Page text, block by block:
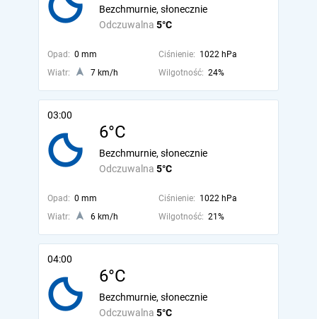
Odczuwalna 5°C
Bezchmurnie, słonecznie
Opad: 0 mm Ciśnienie: 1022 hPa
Wiatr:
7 km/h Wilgotność: 24%
03:00
6°C
Odczuwalna 5°C
Bezchmurnie, słonecznie
Opad: 0 mm Ciśnienie: 1022 hPa
Wiatr:
6 km/h Wilgotność: 21%
04:00
6°C
Odczuwalna 5°C
Bezchmurnie, słonecznie